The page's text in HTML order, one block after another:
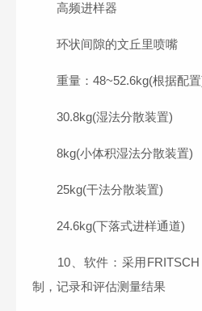
高频进样器
环状间隙的文丘里喷嘴
重量：48~52.6kg(根据配
30.8kg(湿法分散装置)
8kg(小体积湿法分散装置)
25kg(干法分散装置)
24.6kg(下落式进样通道)
10、软件：采用FRITSCH
制，记录和评估测量结果